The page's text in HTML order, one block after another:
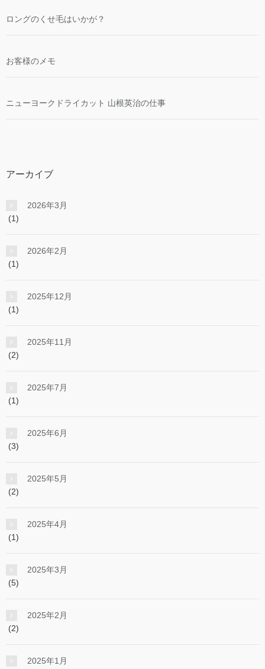
ロングのくせ毛はいかが？
お客様のメモ
ニューヨークドライカット 山根英治の仕事
アーカイブ
2026年3月
(1)
2026年2月
(1)
2025年12月
(1)
2025年11月
(2)
2025年7月
(1)
2025年6月
(3)
2025年5月
(2)
2025年4月
(1)
2025年3月
(5)
2025年2月
(2)
2025年1月